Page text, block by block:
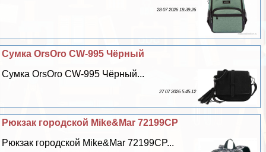
28 07 2026 18:39:26
Сумка OrsOro CW-995 Чёрный
Сумка OrsOro CW-995 Чёрный...
27 07 2026 5:45:12
Рюкзак городской Mike&Mar 72199CP
Рюкзак городской Mike&Mar 72199CP...